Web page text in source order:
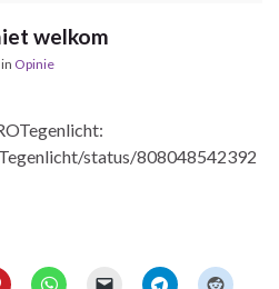
welkom
in Opinie
status/808048542392